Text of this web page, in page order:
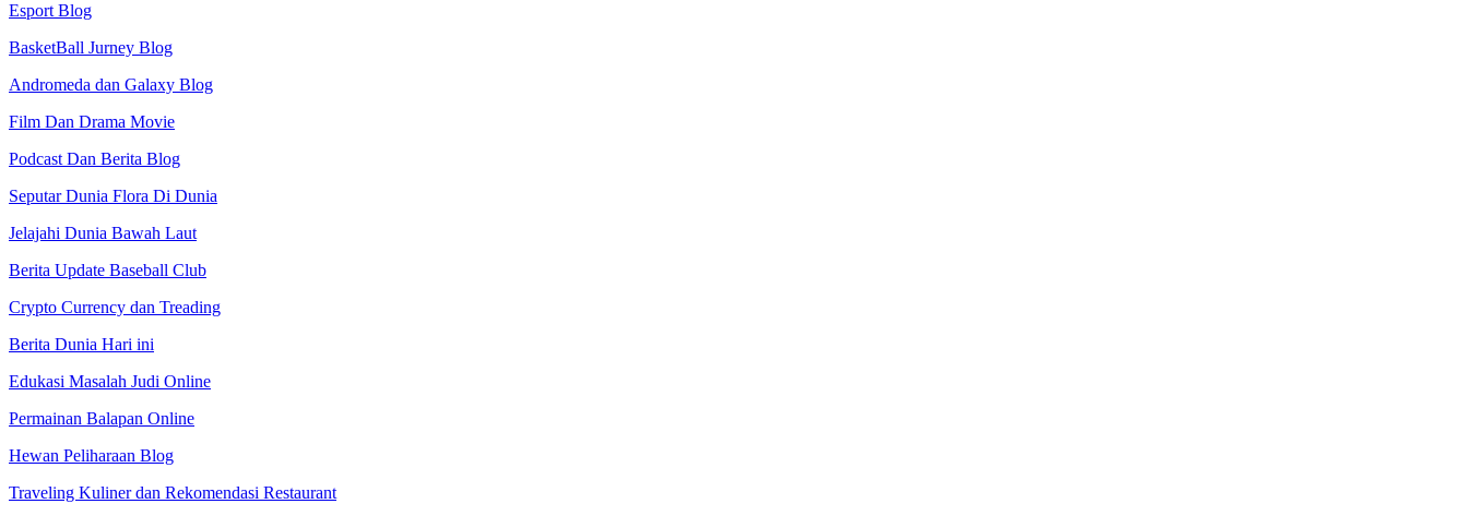
Esport Blog
BasketBall Jurney Blog
Andromeda dan Galaxy Blog
Film Dan Drama Movie
Podcast Dan Berita Blog
Seputar Dunia Flora Di Dunia
Jelajahi Dunia Bawah Laut
Berita Update Baseball Club
Crypto Currency dan Treading
Berita Dunia Hari ini
Edukasi Masalah Judi Online
Permainan Balapan Online
Hewan Peliharaan Blog
Traveling Kuliner dan Rekomendasi Restaurant